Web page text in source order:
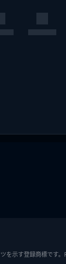
を示す登録商標です。